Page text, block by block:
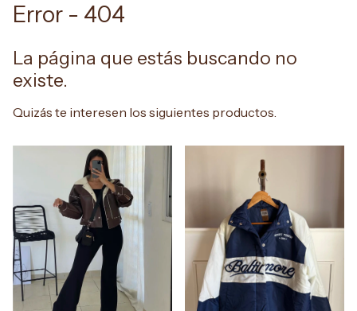
Error - 404
La página que estás buscando no
existe.
Quizás te interesen los siguientes productos.